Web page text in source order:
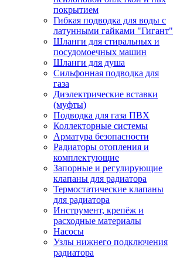
покрытием
Гибкая подводка для воды с
латунными гайками "Гигант"
Шланги для стиральных и
посудомоечных машин
Шланги для душа
Сильфонная подводка для
газа
Диэлектрические вставки
(муфты)
Подводка для газа ПВХ
Коллекторные системы
Арматура безопасности
Радиаторы отопления и
комплектующие
Запорные и регулирующие
клапаны для радиатора
Термостатические клапаны
для радиатора
Инструмент, крепёж и
расходные материалы
Насосы
Узлы нижнего подключения
радиатора